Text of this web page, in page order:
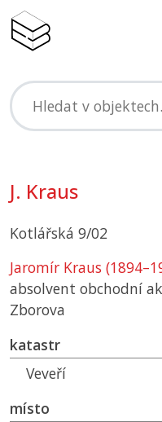
J. Kraus
Kotlářská 9/02
Jaromír Kraus
absolvent obchodní
Zborova
katastr
Veveří
místo